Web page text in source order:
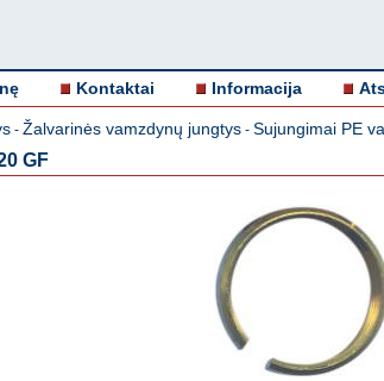
Kontaktai Informacija
- Žalvarinės vamzdynų jungtys - Sujungimai PE
GF